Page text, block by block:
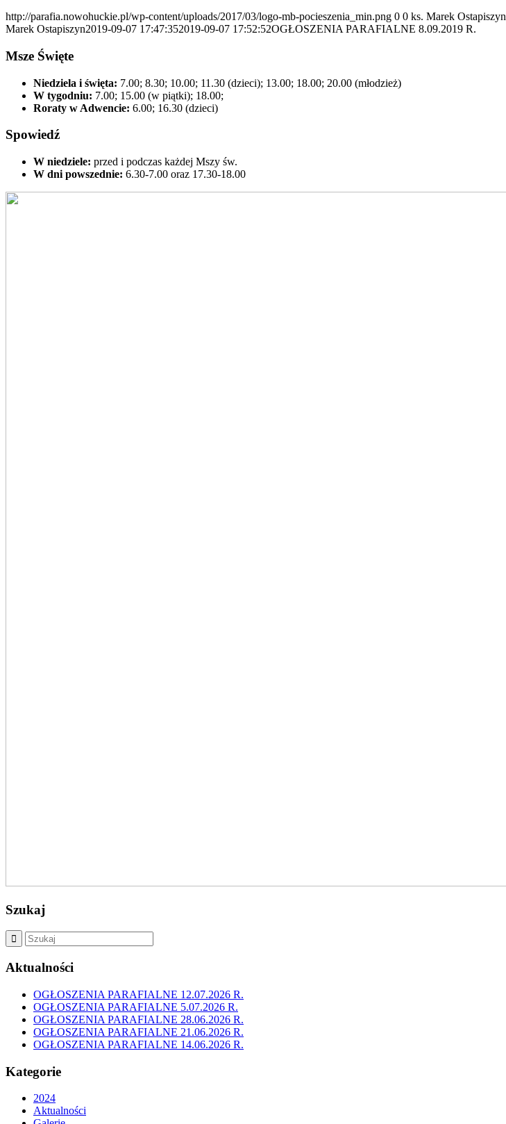
http://parafia.nowohuckie.pl/wp-content/uploads/2017/03/logo-mb-pocieszenia_min.png 0 0 ks. Marek Ostapiszyn
Marek Ostapiszyn2019-09-07 17:47:352019-09-07 17:52:52OGŁOSZENIA PARAFIALNE 8.09.2019 R.
Msze Święte
Niedziela i święta: 7.00; 8.30; 10.00; 11.30 (dzieci); 13.00; 18.00; 20.00 (młodzież)
W tygodniu: 7.00; 15.00 (w piątki); 18.00;
Roraty w Adwencie: 6.00; 16.30 (dzieci)
Spowiedź
W niedziele: przed i podczas każdej Mszy św.
W dni powszednie: 6.30-7.00 oraz 17.30-18.00
Szukaj
Aktualności
OGŁOSZENIA PARAFIALNE 12.07.2026 R.
OGŁOSZENIA PARAFIALNE 5.07.2026 R.
OGŁOSZENIA PARAFIALNE 28.06.2026 R.
OGŁOSZENIA PARAFIALNE 21.06.2026 R.
OGŁOSZENIA PARAFIALNE 14.06.2026 R.
Kategorie
2024
Aktualności